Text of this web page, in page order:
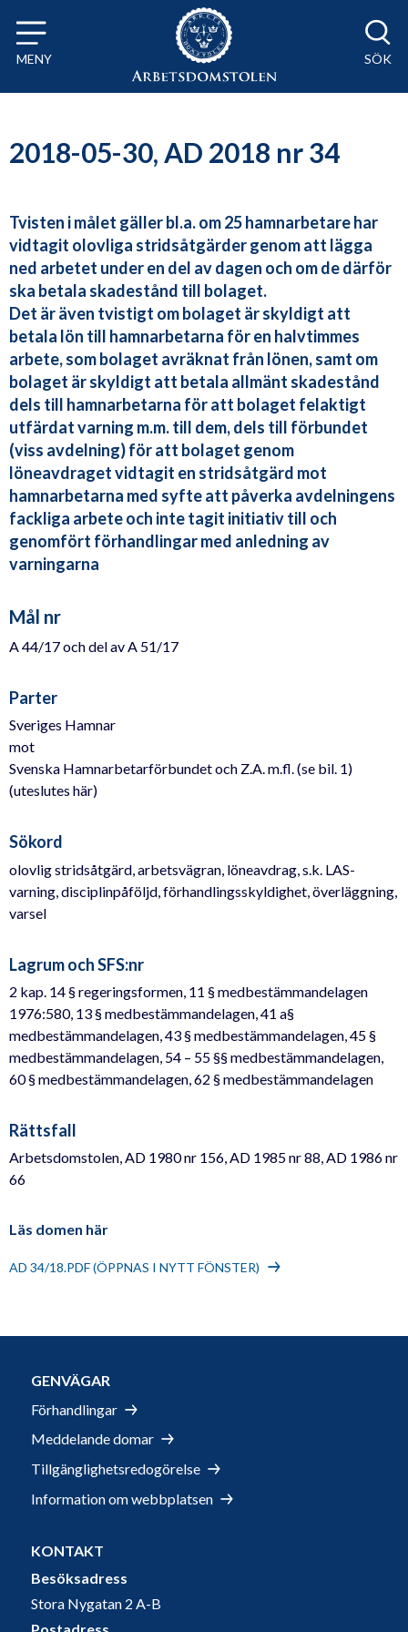
Till innehåll på sidan x
MENY SÖK
2018-05-30, AD 2018 nr 34
Tvisten i målet gäller bl.a. om 25 hamnarbetare har
vidtagit olovliga stridsåtgärder genom att lägga
ned arbetet under en del av dagen och om de därför
ska betala skadestånd till bolaget.
Det är även tvistigt om bolaget är skyldigt att
betala lön till hamnarbetarna för en halvtimmes
arbete, som bolaget avräknat från lönen, samt om
bolaget är skyldigt att betala allmänt skadestånd
dels till hamnarbetarna för att bolaget felaktigt
utfärdat varning m.m. till dem, dels till förbundet
(viss avdelning) för att bolaget genom
löneavdraget vidtagit en stridsåtgärd mot
hamnarbetarna med syfte att påverka avdelningens
fackliga arbete och inte tagit initiativ till och
genomfört förhandlingar med anledning av
varningarna
Mål nr
A 44/17 och del av A 51/17
Parter
Sveriges Hamnar
mot
Svenska Hamnarbetarförbundet och Z.A. m.fl. (se bil. 1)
(uteslutes här)
Sökord
olovlig stridsåtgärd, arbetsvägran, löneavdrag, s.k. LAS-
varning, disciplinpåföljd, förhandlingsskyldighet, överläggning,
varsel
Lagrum och SFS:nr
2 kap. 14 § regeringsformen, 11 § medbestämmandelagen
1976:580, 13 § medbestämmandelagen, 41 a§
medbestämmandelagen, 43 § medbestämmandelagen, 45 §
medbestämmandelagen, 54 – 55 §§ medbestämmandelagen,
60 § medbestämmandelagen, 62 § medbestämmandelagen
Rättsfall
Arbetsdomstolen, AD 1980 nr 156, AD 1985 nr 88, AD 1986 nr
66
Läs domen här
AD 34/18.PDF (ÖPPNAS I NYTT FÖNSTER)
GENVÄGAR
Förhandlingar
Meddelande domar
Tillgänglighetsredogörelse
Information om webbplatsen
KONTAKT
Besöksadress
Stora Nygatan 2 A-B